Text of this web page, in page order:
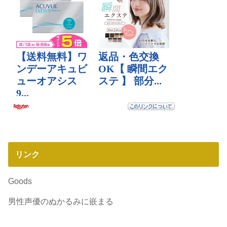
リンク
Goods
男性声優のぬかるみに嵌まる